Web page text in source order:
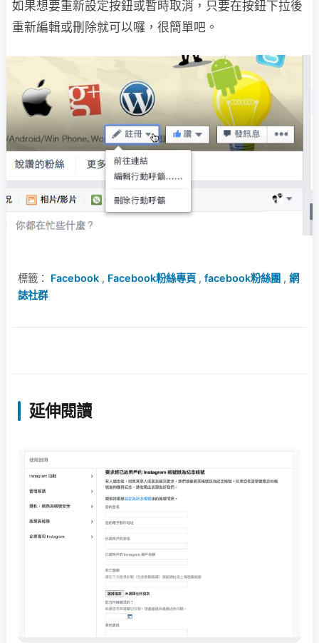
如果想要重新設定按鈕或暫時取消，只要在按鈕下拉後
重新編輯或刪除就可以囉，很簡單吧。
標籤： Facebook , Facebook粉絲專頁 , facebook粉絲團 , 網
誌社群
延伸閱讀